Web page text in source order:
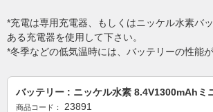
*充電は専用充電器、もしくはニッケル水素バ
ある充電器を使用して下さい。
*冬季などの低気温時には、バッテリーの性能が
バッテリー : ニッケル水素 8.4V1300mAhミ
商品コード： 23891